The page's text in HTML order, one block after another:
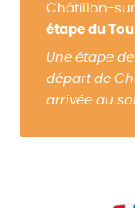
Châtillon-
étape du
Une étape
départ de
arrivée au